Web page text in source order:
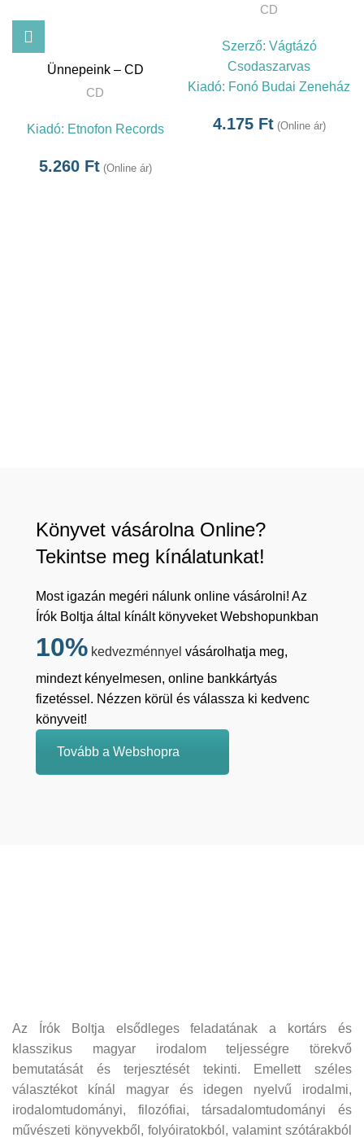
Ünnepeink – CD
CD
Kiadó: Etnofon Records
5.260 Ft (Online ár)
CD
Szerző: Vágtázó
Csodaszarvas
Kiadó: Fonó Budai Zeneház
4.175 Ft (Online ár)
Könyvet vásárolna Online?
Tekintse meg kínálatunkat!
Most igazán megéri nálunk online vásárolni! Az
Írók Boltja által kínált könyveket Webshopunkban
10% kedvezménnyel vásárolhatja meg,
mindezt kényelmesen, online bankkártyás
fizetéssel. Nézzen körül és válassza ki kedvenc
könyveit!
Tovább a Webshopra
Az Írók Boltja elsődleges feladatának a kortárs és
klasszikus magyar irodalom teljességre törekvő
bemutatását és terjesztését tekinti. Emellett széles
választékot kínál magyar és idegen nyelvű irodalmi,
irodalomtudományi, filozófiai, társadalomtudományi és
művészeti könyvekből, folyóiratokból, valamint szótárakból